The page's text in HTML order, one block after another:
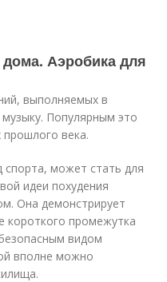
Аэробика для
выполняемых в
Популярным это
прошлого века.
спорта, может стать для
идеи похудения
Она демонстрирует
короткого промежутка
видом
вполне можно